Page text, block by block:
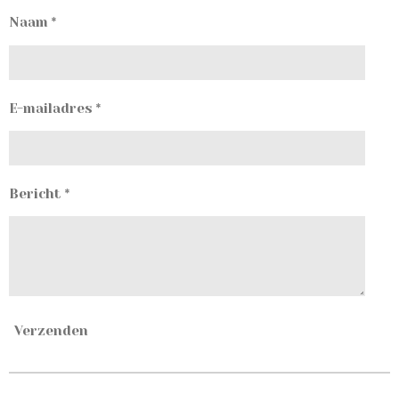
Naam *
E-mailadres *
Bericht *
Verzenden